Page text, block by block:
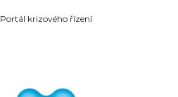
Portál krizového řízení